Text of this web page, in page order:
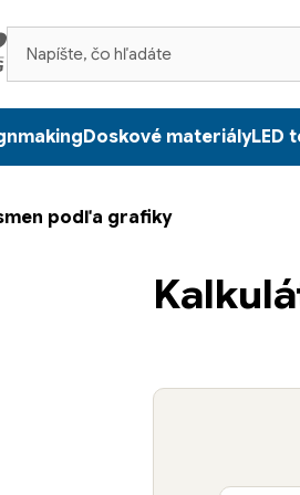
Doskové materiályLED
podľa grafiky